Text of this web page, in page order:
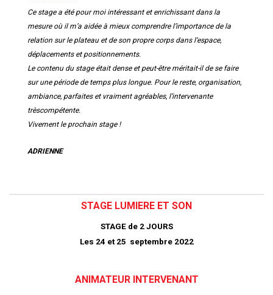
Ce stage a été pour moi intéressant et enrichissant dans la
mesure où il m’a aidée à mieux comprendre l’importance de la
relation sur le plateau et de son propre corps dans l’espace,
déplacements et positionnements.
Le contenu du stage était dense et peut-être méritait-il de se faire
sur une période de temps plus longue. Pour le reste, organisation,
ambiance, parfaites et vraiment agréables, l’intervenante
trèscompétente.
Vivement le prochain stage !
ADRIENNE
STAGE LUMIERE ET SON
STAGE de 2JOURS
Les 24 et 25 septembre 2022
ANIMATEURINTERVENANT